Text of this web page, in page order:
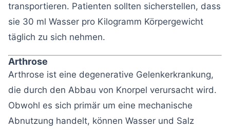
transportieren. Patienten sollten sicherstellen, dass
sie 30 ml Wasser pro Kilogramm Körpergewicht
täglich zu sich nehmen.
Arthrose
Arthrose ist eine degenerative Gelenkerkrankung,
die durch den Abbau von Knorpel verursacht wird.
Obwohl es sich primär um eine mechanische
Abnutzung handelt, können Wasser und Salz